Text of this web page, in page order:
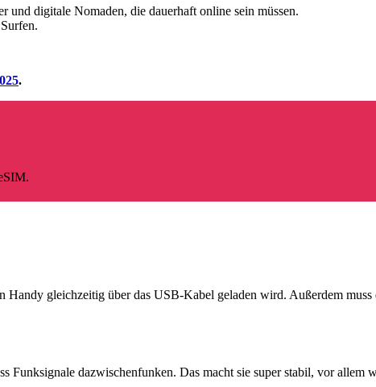
und digitale Nomaden, die dauerhaft online sein müssen.
.
gleichzeitig über das USB-Kabel geladen wird. Außerdem
dazwischenfunken. Das macht sie super stabil, vor allem